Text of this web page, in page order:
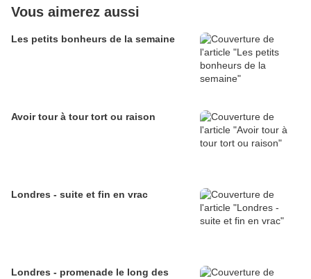
Vous aimerez aussi
Les petits bonheurs de la semaine
Avoir tour à tour tort ou raison
Londres - suite et fin en vrac
Londres - promenade le long des